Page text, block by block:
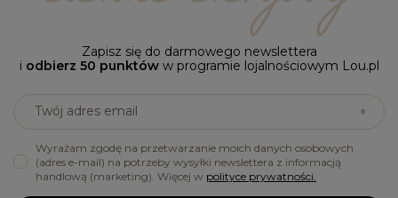
Zapisz się do darmowego newslettera
i odbierz 50 punktóww programie lojalnościowym Lou.pl
Twój adres email
Wyrażam zgodę na przetwarzanie moich danych osobowych
(adres e-mail) na potrzeby wysyłki newslettera z informacją
handlową (marketing). Więcej w polityce prywatności.